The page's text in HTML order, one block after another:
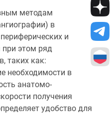
методам
в
и
при этом ряд
таких как:
необходимости в
анатомо-
получения
удобство для